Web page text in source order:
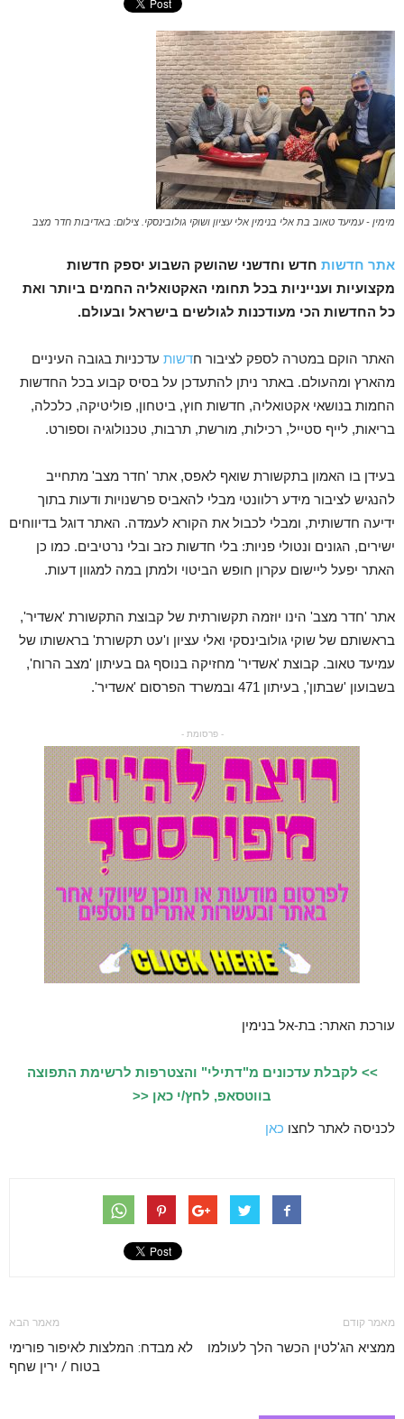
מימין - עמיעד טאוב בת אלי בנימין אלי עציון ושוקי גולובינסקי. צילום: באדיבות חדר מצב
אתר חדשות חדש וחדשני שהושק השבוע יספק חדשות
מקצועיות וענייניות בכל תחומי האקטואליה החמים ביותר ואת
כל החדשות הכי מעודכנות לגולשים בישראל ובעולם.
האתר הוקם במטרה לספק לציבור חדשות עדכניות בגובה העיניים
מהארץ ומהעולם. באתר ניתן להתעדכן על בסיס קבוע בכל החדשות
החמות בנושאי אקטואליה, חדשות חוץ, ביטחון, פוליטיקה, כלכלה,
בריאות, לייף סטייל, רכילות, מורשת, תרבות, טכנולוגיה וספורט.
בעידן בו האמון בתקשורת שואף לאפס, אתר 'חדר מצב' מתחייב
להנגיש לציבור מידע רלוונטי מבלי להאביס פרשנויות ודעות בתוך
ידיעה חדשותית, ומבלי לכבול את הקורא לעמדה. האתר דוגל בדיווחים
ישירים, הגונים ונטולי פניות: בלי חדשות כזב ובלי נרטיבים. כמו כן
האתר יפעל ליישום עקרון חופש הביטוי ולמתן במה למגוון דעות.
אתר 'חדר מצב' הינו יוזמה תקשורתית של קבוצת התקשורת 'אשדיר',
בראשותם של שוקי גולובינסקי ואלי עציון ו'עט תקשורת' בראשותו של
עמיעד טאוב. קבוצת 'אשדיר' מחזיקה בנוסף גם בעיתון 'מצב הרוח',
בשבועון 'שבתון', בעיתון 471 ובמשרד הפרסום 'אשדיר'.
- פרסומת -
עורכת האתר: בת-אל בנימין
>> לקבלת עדכונים מ"דתילי" והצטרפות לרשימת התפוצה
בווטסאפ, לחץ/י כאן <<
לכניסה לאתר לחצו כאן
מאמר קודם
ממציא הג'לטין הכשר הלך לעולמו
מאמר הבא
לא מבדח: המלצות לאיפור פורימי
בטוח / ירין שחף